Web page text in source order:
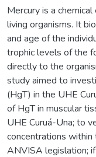
Mercury is a
living organisms. It
and age of the
trophic levels of the
directly to the
study aimed to
(HgT) in the UHE
of HgT in muscular
UHE Curuá-Una; to
concentrations
ANVISA legislation;